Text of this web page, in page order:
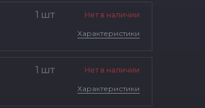
1 шт Нет в наличии
Характеристики
1 шт Нет в наличии
Характеристики